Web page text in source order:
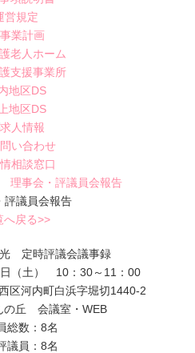
営規定
老人ホーム
支援事業所
地区DS
地区DS
理事会・評議員会報告
評議員会報告
へ戻る>>
定時評議会議事録
（土） 10：30～11：00
区河内町白浜字堀切1440-2
会議室・WEB
総数：8名
議員：8名